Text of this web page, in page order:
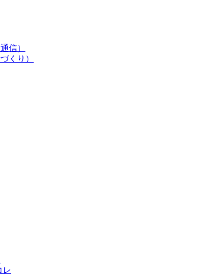
信）
くり）
レ